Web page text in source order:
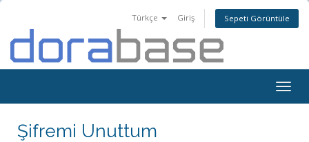
Türkçe Giriş Sepeti Görüntüle
Şifremi Unuttum